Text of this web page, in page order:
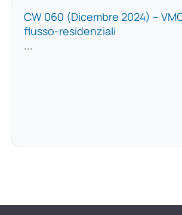
CW 060 (Dicembre 2024) –
flusso-residenziali
...